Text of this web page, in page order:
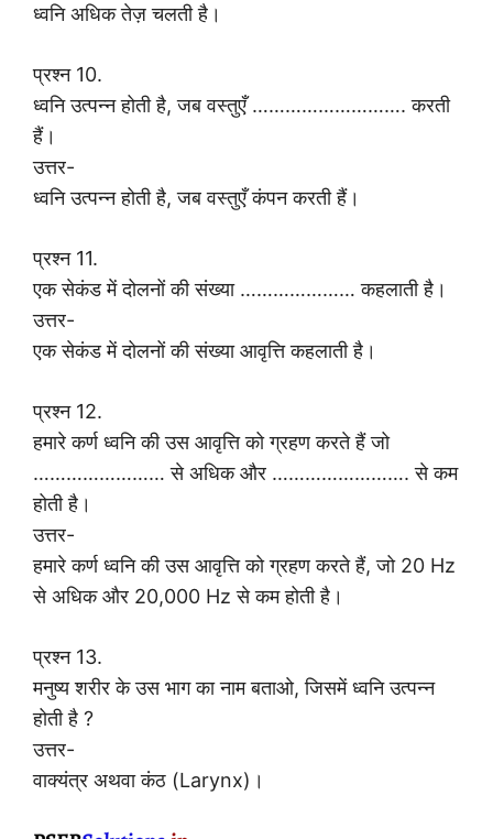
ध्वनि अधिक तेज़ चलती है।
प्रश्न 10.
ध्वनि उत्पन्न होती है, जब वस्तुएँ ………………………. करती
हैं।
उत्तर-
ध्वनि उत्पन्न होती है, जब वस्तुएँ कंपन करती हैं।
प्रश्न 11.
एक सेकंड में दोलनों की संख्या ………………… कहलाती है।
उत्तर-
एक सेकंड में दोलनों की संख्या आवृत्ति कहलाती है।
प्रश्न 12.
हमारे कर्ण ध्वनि की उस आवृत्ति को ग्रहण करते हैं जो
…………………… से अधिक और ……………………. से कम
होती है।
उत्तर-
हमारे कर्ण ध्वनि की उस आवृत्ति को ग्रहण करते हैं, जो 20 Hz
से अधिक और 20,000 Hz से कम होती है।
प्रश्न 13.
मनुष्य शरीर के उस भाग का नाम बताओ, जिसमें ध्वनि उत्पन्न
होती है ?
उत्तर-
वाक्यंत्र अथवा कंठ (Larynx)।